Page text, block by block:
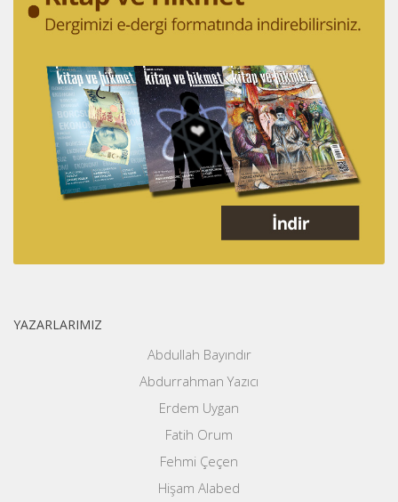
YAZARLARIMIZ
Abdullah Bayındır
Abdurrahman Yazıcı
Erdem Uygan
Fatih Orum
Fehmi Çeçen
Hişam Alabed